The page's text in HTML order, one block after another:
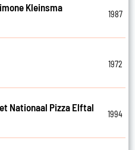
Kleinsma
1987
1972
Nationaal Pizza Elftal
1994